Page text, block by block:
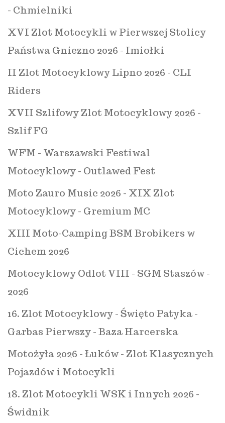
- Chmielniki
XVI Zlot Motocykli w Pierwszej Stolicy
Państwa Gniezno 2026 - Imiołki
II Zlot Motocyklowy Lipno 2026 - CLI
Riders
XVII Szlifowy Zlot Motocyklowy 2026 -
Szlif FG
WFM - Warszawski Festiwal
Motocyklowy - Outlawed Fest
Moto Zauro Music 2026 - XIX Zlot
Motocyklowy - Gremium MC
XIII Moto-Camping BSM Brobikers w
Cichem 2026
Motocyklowy Odlot VIII - SGM Staszów -
2026
16. Zlot Motocyklowy - Święto Patyka -
Garbas Pierwszy - Baza Harcerska
Motożyła 2026 - Łuków - Zlot Klasycznych
Pojazdów i Motocykli
18. Zlot Motocykli WSK i Innych 2026 -
Świdnik